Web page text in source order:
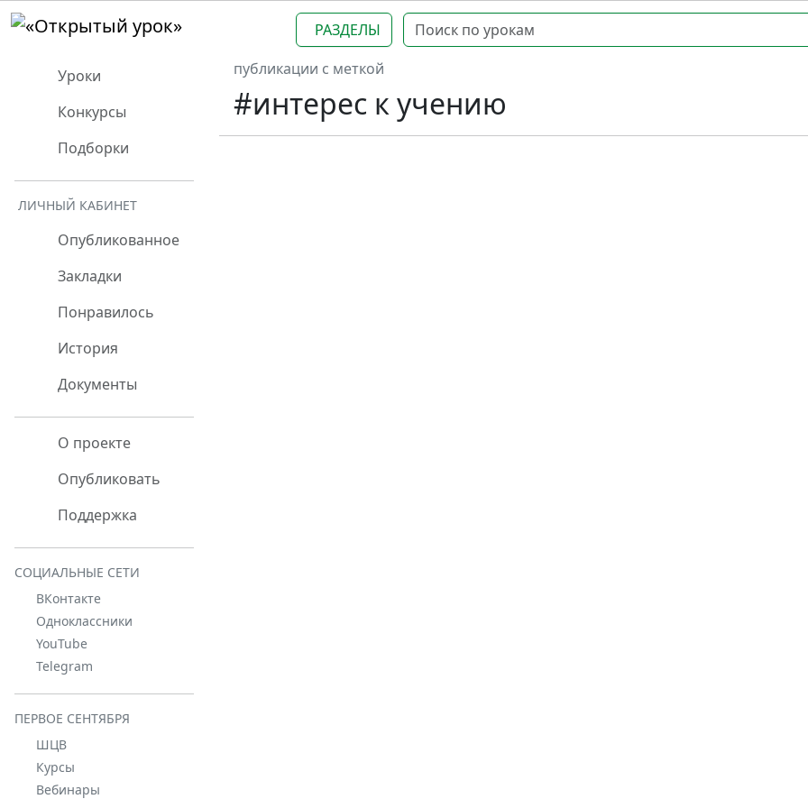
РАЗДЕЛЫ
Уроки
Конкурсы
Подборки
ЛИЧНЫЙ КАБИНЕТ
Опубликованное
Закладки
Понравилось
История
Документы
О проекте
Опубликовать
Поддержка
СОЦИАЛЬНЫЕ СЕТИ
ВКонтакте
Одноклассники
YouTube
Telegram
ПЕРВОЕ СЕНТЯБРЯ
ШЦВ
Курсы
Вебинары
публикации с меткой
#интерес к учению